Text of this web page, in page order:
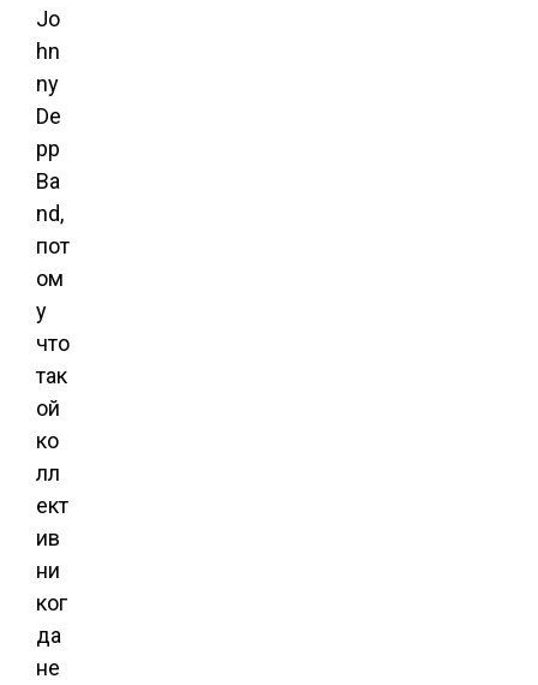
Jo
hn
ny
De
pp
Ba
nd,
пот
ом
у
что
так
ой
ко
лл
ект
ив
ни
ког
да
не